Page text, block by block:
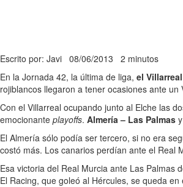
Escrito por: Javi 08/06/2013 2 minutos
En la Jornada 42, la última de liga, el
rojiblancos llegaron a tener ocasiones ante
Con el Villarreal ocupando junto al Elche las
emocionante playoffs. Almería – Las Palmas y
El Almería sólo podía ser tercero, si no era
costó más. Los canarios perdían ante el Real
Esa victoria del Real Murcia ante Las Palmas
El Racing, que goleó al Hércules, se queda